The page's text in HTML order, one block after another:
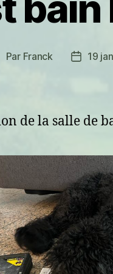
Par Franck
Date
19
de la salle de